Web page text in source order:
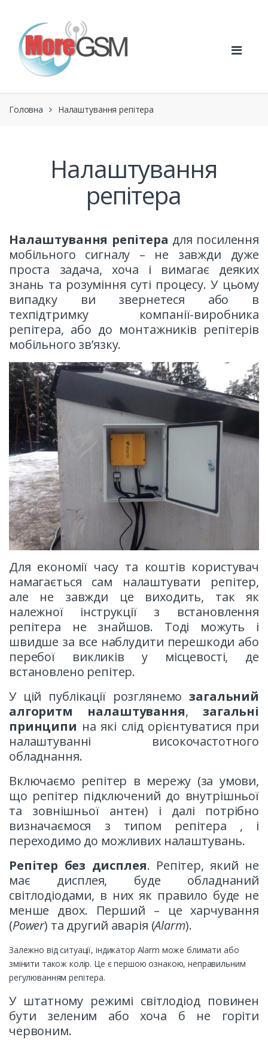
навігації
вмісту
Головна Налаштування репітера
Налаштування
репітера
Налаштування репітера для посилення
мобільного сигналу – не завжди дуже
проста задача, хоча і вимагає деяких
знань та розуміння суті процесу. У цьому
випадку ви звернетеся або в
техпідтримку компанії-виробника
репітера, або до монтажників репітерів
мобільного зв’язку.
Для економії часу та коштів користувач
намагається сам налаштувати репітер,
але не завжди це виходить, так як
належної інструкції з встановлення
репітера не знайшов. Тоді можуть і
швидше за все наблудити перешкоди або
перебої викликів у місцевості, де
встановлено репітер.
У цій публікації розглянемозагальний
алгоритм налаштування,загальні
принципи на які слід орієнтуватися при
налаштуванні високочастотного
обладнання.
Включаємо репітер в мережу (за умови,
що репітер підключений до внутрішньої
та зовнішньої антен) і далі потрібно
визначаємося з типом репітера , і
переходимо до можливих налаштувань.
Репітер без дисплея. Репітер, який не
має дисплея, буде обладнаний
світлодіодами, в них як правило буде не
менше двох. Перший – це харчування
(Power) та другий аварія (Alarm).
Залежно від ситуації, індикатор Alarm може блимати або
змінити також колір. Це є першою ознакою, неправильним
регулюванням репітера.
У штатному режимі світлодіод повинен
бути зеленим або хоча б не горіти
червоним.